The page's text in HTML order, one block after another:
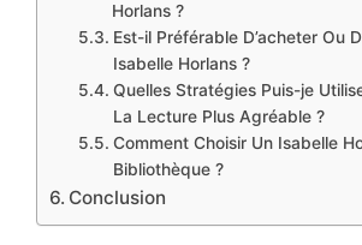
Horlans ?
Est-il Préférable D’acheter Ou
Isabelle Horlans ?
Quelles Stratégies Puis-je
La Lecture Plus Agréable ?
Comment Choisir Un Isabelle
Bibliothèque ?
Conclusion